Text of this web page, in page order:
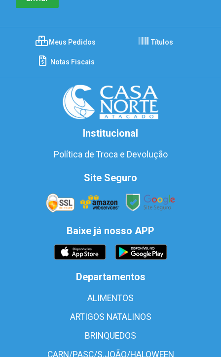
Meus Pedidos Títulos
Notas Fiscais
Institucional
Política de Troca e Devolução
Site Seguro
Baixe já nosso APP
Departamentos
ALIMENTOS
ARTIGOS NATALINOS
BRINQUEDOS
CARN/PASC/S.JOÃO/HALOWEEN